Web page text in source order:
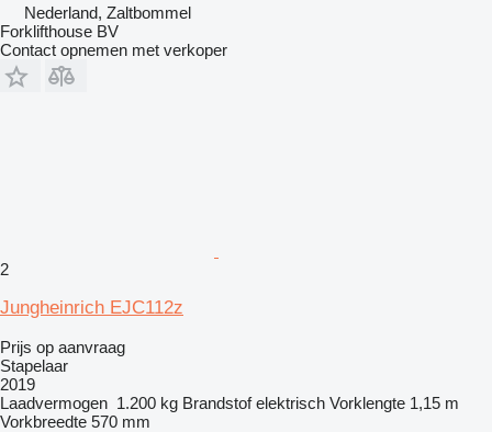
Nederland, Zaltbommel
Forklifthouse BV
Contact opnemen met verkoper
2
Jungheinrich EJC112z
Prijs op aanvraag
Stapelaar
2019
Laadvermogen 1.200 kg Brandstof elektrisch Vorklengte 1,15 m
Vorkbreedte 570 mm